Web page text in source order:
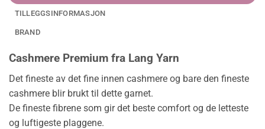
TILLEGGSINFORMASJON
BRAND
Cashmere Premium fra Lang Yarn
Det fineste av det fine innen cashmere og bare den fineste
cashmere blir brukt til dette garnet.
De fineste fibrene som gir det beste comfort og de letteste
og luftigeste plaggene.